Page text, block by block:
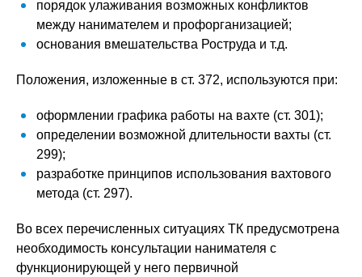
порядок улаживания возможных конфликтов
между нанимателем и профорганизацией;
основания вмешательства Роструда и т.д.
Положения, изложенные в ст. 372, используются при:
оформлении графика работы на вахте (ст. 301);
определении возможной длительности вахты (ст.
299);
разработке принципов использования вахтового
метода (ст. 297).
Во всех перечисленных ситуациях ТК предусмотрена
необходимость консультации нанимателя с
функционирующей у него первичной